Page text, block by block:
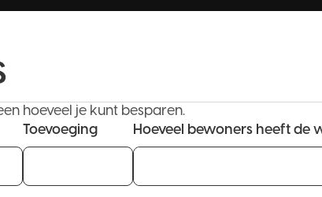
hoeveel je kunt besparen.
Toevoeging Hoeveel bewoners heeft de